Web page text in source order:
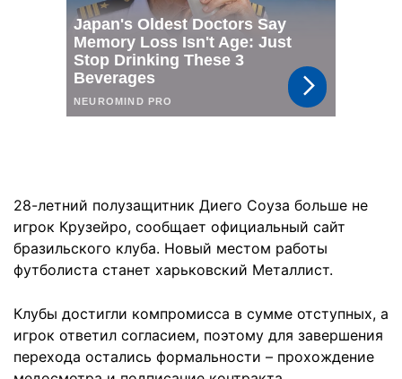
28-летний полузащитник Диего Соуза больше не
игрок Крузейро, сообщает официальный сайт
бразильского клуба. Новый местом работы
футболиста станет харьковский Металлист.
Клубы достигли компромисса в сумме отступных, а
игрок ответил согласием, поэтому для завершения
перехода остались формальности – прохождение